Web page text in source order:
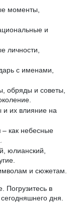
моменты,
и
личности,
с именами,
обряды и советы,
их влияние на
– как небесные
юлианский,
и сюжетам.
Погрузитесь в
дня.